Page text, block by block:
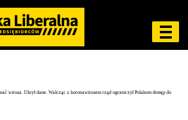
wirusa. Ukrył dane. Walcząc z koronawirusem rząd ograniczył Polakom dostęp do